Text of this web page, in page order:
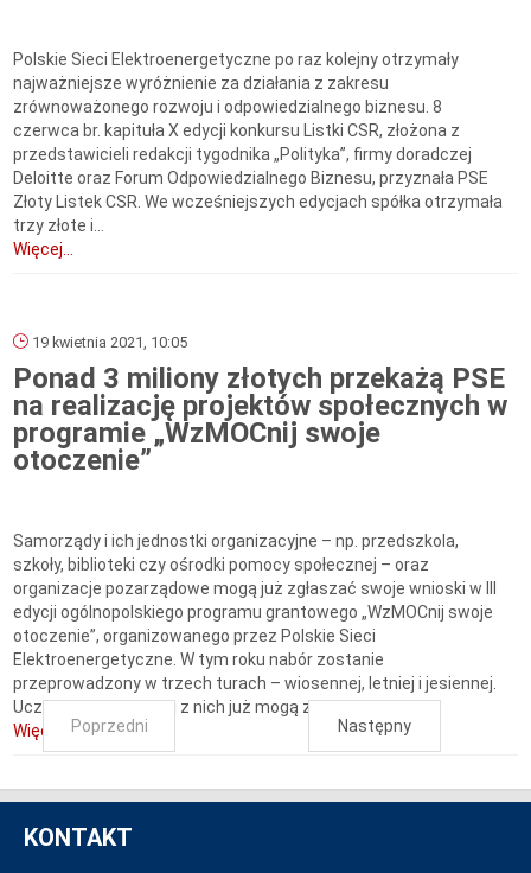
Polskie Sieci Elektroenergetyczne po raz kolejny otrzymały
najważniejsze wyróżnienie za działania z zakresu
zrównoważonego rozwoju i odpowiedzialnego biznesu. 8
czerwca br. kapituła X edycji konkursu Listki CSR, złożona z
przedstawicieli redakcji tygodnika „Polityka”, firmy doradczej
Deloitte oraz Forum Odpowiedzialnego Biznesu, przyznała PSE
Złoty Listek CSR. We wcześniejszych edycjach spółka otrzymała
trzy złote i...
Więcej...
19 kwietnia 2021, 10:05
Ponad 3 miliony złotych przekażą PSE
na realizację projektów społecznych w
programie „WzMOCnij swoje
otoczenie”
Samorządy i ich jednostki organizacyjne – np. przedszkola,
szkoły, biblioteki czy ośrodki pomocy społecznej – oraz
organizacje pozarządowe mogą już zgłaszać swoje wnioski w III
edycji ogólnopolskiego programu grantowego „WzMOCnij swoje
otoczenie”, organizowanego przez Polskie Sieci
Elektroenergetyczne. W tym roku nabór zostanie
przeprowadzony w trzech turach – wiosennej, letniej i jesiennej.
Uczestnicy pierwszej z nich już mogą zgłaszać swoje...
Więcej...Poprzedni Następny
KONTAKT